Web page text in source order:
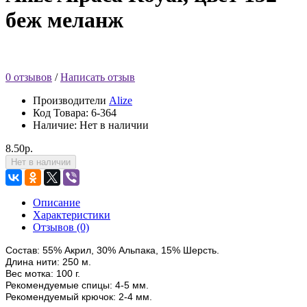
беж меланж
0 отзывов /Написать отзыв
Производители Alize
Код Товара: 6-364
Наличие: Нет в наличии
8.50р.
Нет в наличии
Описание
Характеристики
Отзывов (0)
Состав: 55% Акрил, 30% Альпака, 15% Шерсть.
Длина нити: 250 м.
Вес мотка: 100 г.
Рекомендуемые спицы: 4-5 мм.
Рекомендуемый крючок: 2-4 мм.